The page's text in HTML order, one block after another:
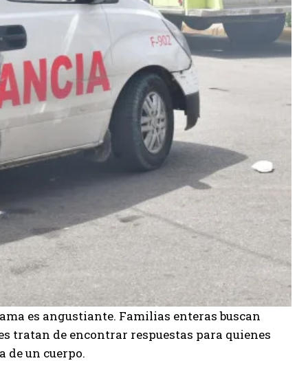
es angustiante. Familias enteras buscan
tratan de encontrar respuestas para quienes
de un cuerpo.